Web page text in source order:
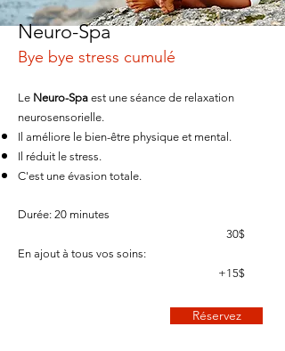
Neuro-Spa
Bye bye stress cumulé
Le Neuro-Spa est une séance de relaxation
neurosensorielle.
Il améliore le bien-être physique et mental.
Il réduit le stress.
C'est une évasion totale.
Durée: 20 minutes
30$
En ajout à tous vos soins:
+15$
Réservez